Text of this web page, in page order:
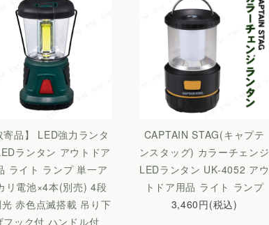
寄品】 LED強力ランタ
ランタン アウトドア
ライト ランプ 単一ア
リ電池×4本(別売) 4段
赤色点滅搭載 吊り下
フック付 ハンドル付
CAPTAIN STAG(キャプテ
ンスタッグ) カラーチェンジ
LEDランタン UK-4052 アウ
トドア用品 ライト ランプ
3,460円(税込)